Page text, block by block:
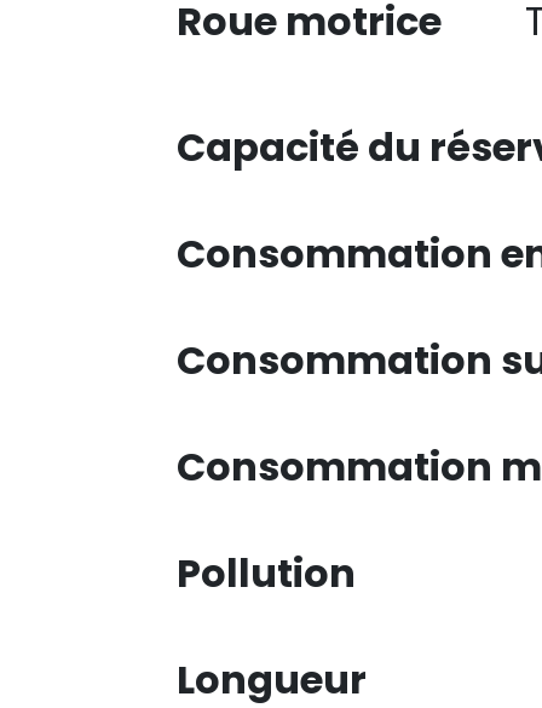
Roue motrice
Capacité du
Consommation
Consommation
Consommation
Pollution
Longueur